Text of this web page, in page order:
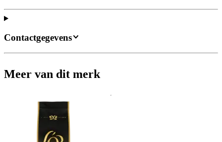
Contactgegevens
Meer van dit merk